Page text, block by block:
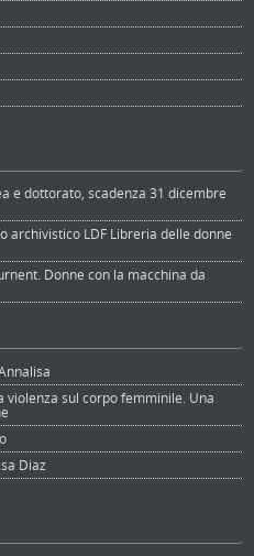
e dottorato, scadenza 31 dicembre
archivistico LDF Libreria delle donne
Donne con la macchina da
sul corpo femminile. Una
Diaz